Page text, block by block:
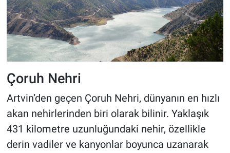
Çoruh Nehri
Artvin’den geçen Çoruh Nehri, dünyanın en hızlı
akan nehirlerinden biri olarak bilinir. Yaklaşık
431 kilometre uzunluğundaki nehir, özellikle
derin vadiler ve kanyonlar boyunca uzanarak